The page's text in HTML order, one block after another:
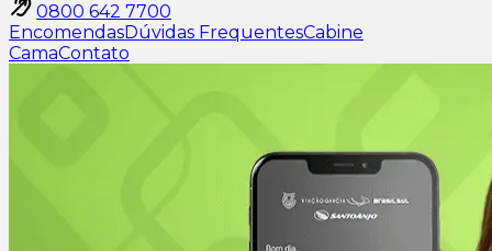
0800 642 7700
EncomendasDúvidas FrequentesCabine
CamaContato